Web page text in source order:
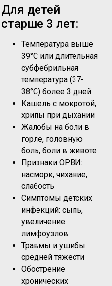
Для детей
старше 3 лет:
Температура выше
39°C или длительная
субфебрильная
температура (37-
38°C) более 3 дней
Кашель с мокротой,
хрипы при дыхании
Жалобы на боли в
горле, головную
боль, боли в животе
Признаки ОРВИ:
насморк, чихание,
слабость
Симптомы детских
инфекций: сыпь,
увеличение
лимфоузлов
Травмы и ушибы
средней тяжести
Обострение
хронических